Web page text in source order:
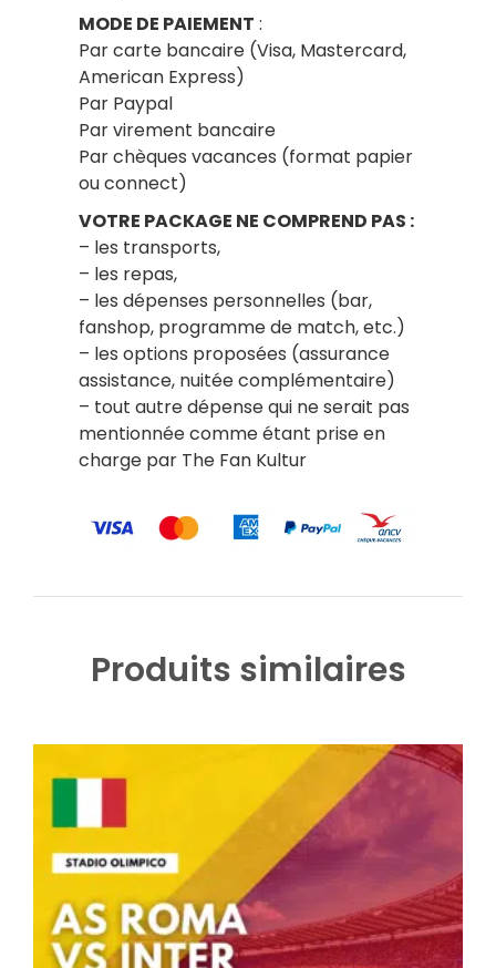
MODE DE PAIEMENT :
Par carte bancaire (Visa, Mastercard,
American Express)
Par Paypal
Par virement bancaire
Par chèques vacances (format papier
ou connect)
VOTRE PACKAGE NE COMPREND PAS :
– les transports,
– les repas,
– les dépenses personnelles (bar,
fanshop, programme de match, etc.)
– les options proposées (assurance
assistance, nuitée complémentaire)
– tout autre dépense qui ne serait pas
mentionnée comme étant prise en
charge par The Fan Kultur
Produits similaires